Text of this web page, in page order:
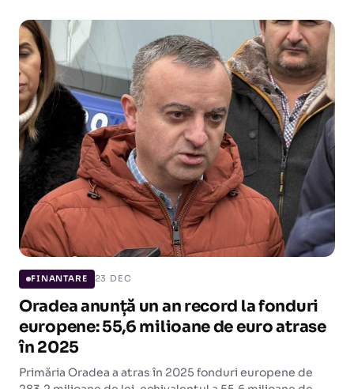
pentru autoritatile locale mari.
FINANTARE 23 DEC
Oradea anunță un an record la fonduri
europene: 55,6 milioane de euro atrase
în 2025
Primăria Oradea a atras în 2025 fonduri europene de